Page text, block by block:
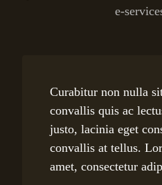
e-
Curabitur non nulla
convallis quis ac
justo, lacinia eget
convallis at tellus.
amet, consectetur